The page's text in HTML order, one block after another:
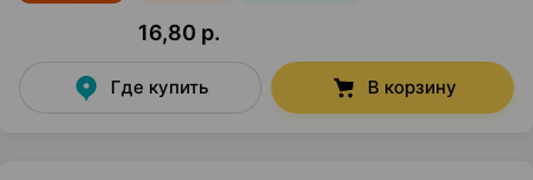
16,80 р.
Где купить В корзину